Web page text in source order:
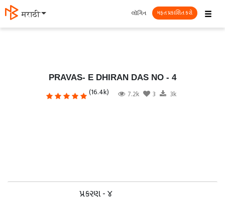
தமிழ் ☰
લૉગિન મફત પ્રકાશિત કરો
PRAVAS- E DHIRAN DAS NO - 4
(16.4k) 7.2k 3 3k
પ્રકરણ - ૪